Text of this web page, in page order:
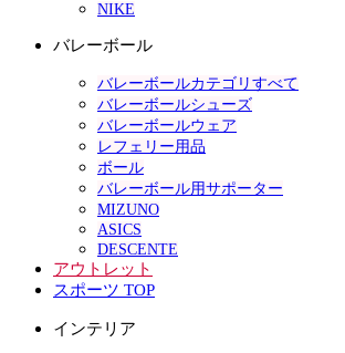
NIKE
バレーボール
バレーボールカテゴリすべて
バレーボールシューズ
バレーボールウェア
レフェリー用品
ボール
バレーボール用サポーター
MIZUNO
ASICS
DESCENTE
アウトレット
スポーツ TOP
インテリア